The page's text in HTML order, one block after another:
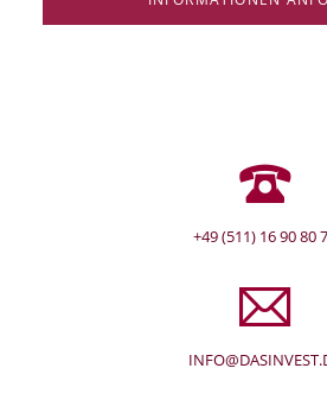
+49 (511) 16 90 80